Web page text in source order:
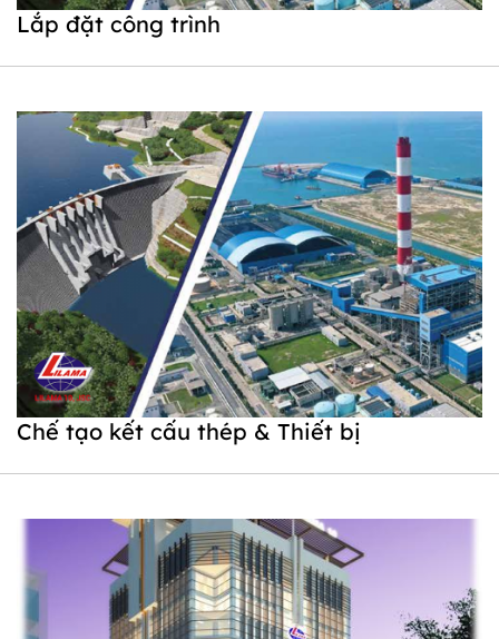
Lắp đặt công trình
Chế tạo kết cấu thép & Thiết bị